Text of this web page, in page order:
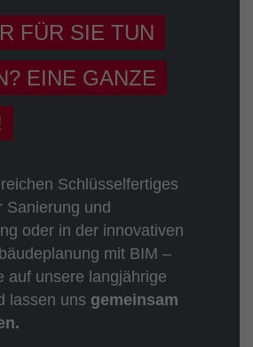
FÜR SIE TUN
EINE GANZE
Schlüsselfertiges
Sanierung und
oder in der innovativen
mit BIM –
auf unsere langjährige
lassen uns gemeinsam